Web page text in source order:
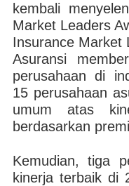
kembali
Market Leaders
Insurance Market
Asuransi
perusahaan di
15 perusahaan
umum atas
berdasarkan
Kemudian, tiga
kinerja terbaik di